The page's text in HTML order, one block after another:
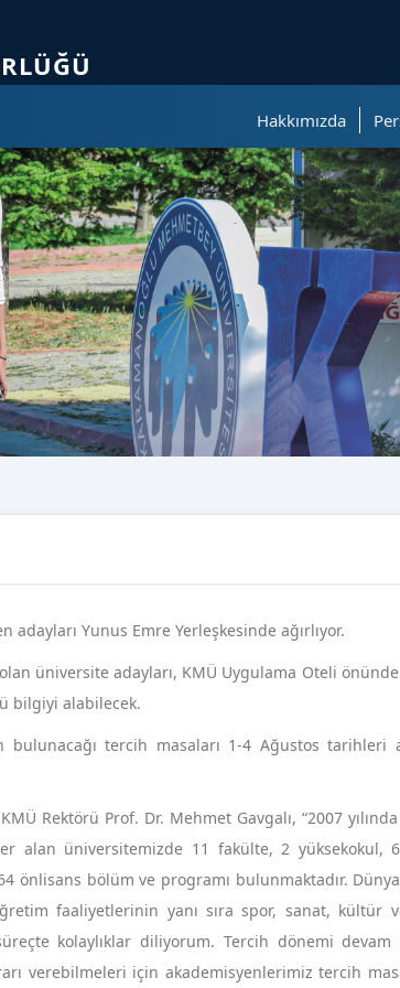
Hakkımızda
Yunus Emre Yerleşkesinde ağırlıyor.
üniversite adayları, KMÜ Uygulama Oteli
bilgiyi alabilecek.
bulunacağı tercih masaları 1-4 Ağustos tarihleri
Rektörü Prof. Dr. Mehmet Gavgalı, “2007
alan üniversitemizde 11 fakülte, 2 yüksekokul,
önlisans bölüm ve programı bulunmaktadır.
faaliyetlerinin yanı sıra spor, sanat, kültür
kolaylıklar diliyorum. Tercih dönemi devam
verebilmeleri için akademisyenlerimiz tercih